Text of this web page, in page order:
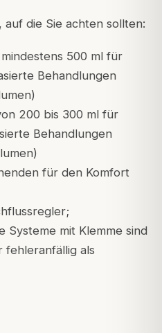
die Sie achten sollten:
500 ml für
Behandlungen
200 bis 300 ml für
Behandlungen
für den Komfort
mit Klemme sind
fehleranfällig als